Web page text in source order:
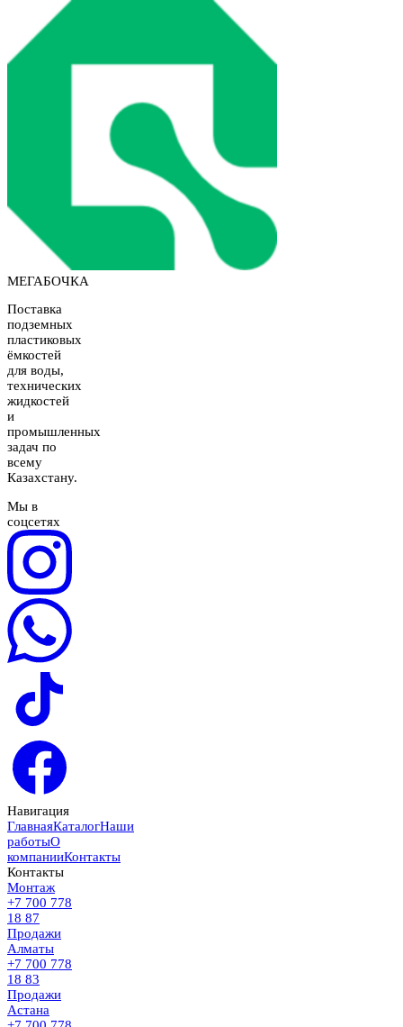
МЕГАБОЧКА
Поставка
подземных
пластиковых
ёмкостей
для воды,
технических
жидкостей
и
промышленных
задач по
всему
Казахстану.
Мы в
соцсетях
Навигация
ГлавнаяКаталогНаши
работыО
компанииКонтакты
Контакты
Монтаж
+7 700 778
18 87
Продажи
Алматы
+7 700 778
18 83
Продажи
Астана